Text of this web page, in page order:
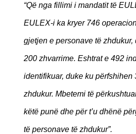
“Që nga fillimi i mandatit të
EULEX-i ka kryer 746
gjetjen e personave të zhdukur,
200 zhvarrime. Eshtrat e 492
identifikuar, duke ku përfshihen
zhdukur. Mbetemi të
këtë punë dhe për t’u dhënë
të personave të zhdukur”.